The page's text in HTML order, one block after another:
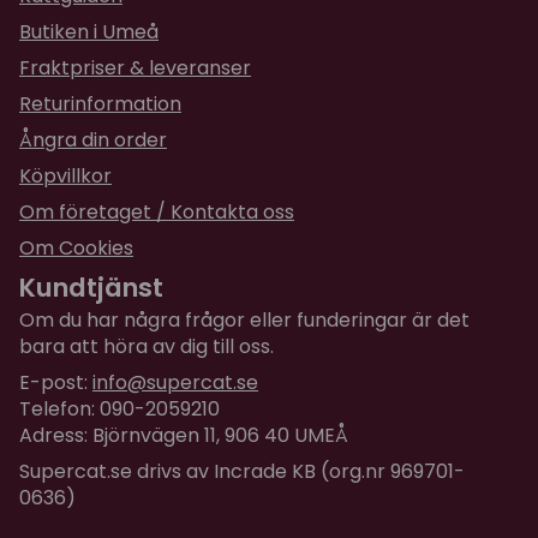
Butiken i Umeå
Fraktpriser & leveranser
Returinformation
Ångra din order
Köpvillkor
Om företaget / Kontakta oss
Om Cookies
Kundtjänst
Om du har några frågor eller funderingar är det
bara att höra av dig till oss.
E-post: info@supercat.se
Telefon: 090-2059210
Adress: Björnvägen 11, 906 40 UMEÅ
Supercat.se drivs av Incrade KB (org.nr 969701-
0636)